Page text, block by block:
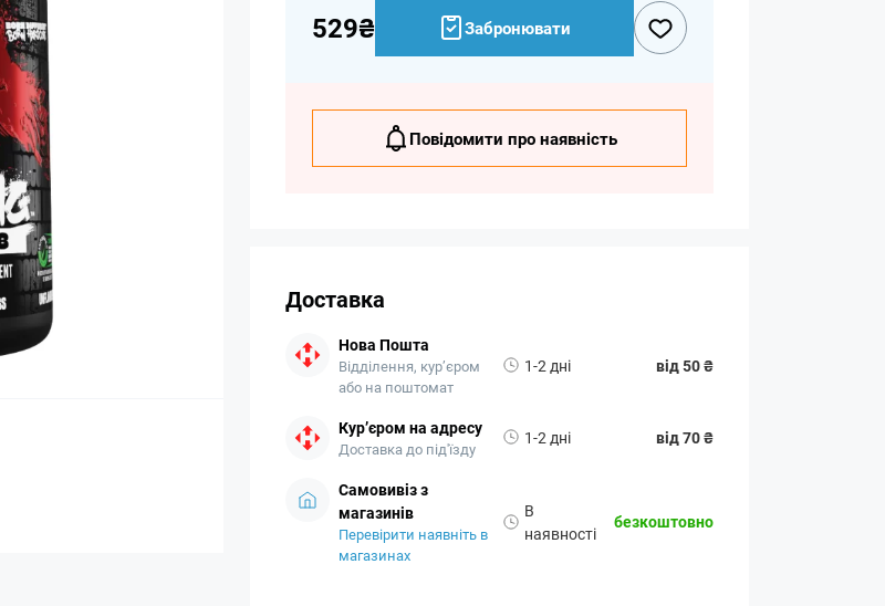
529₴ Забронювати
Повідомити про наявність
Доставка
Нова Пошта
Відділення, кур’єром
або на поштомат
1-2 дні від 50 ₴
Кур’єром на адресу
Доставка до під'їзду
1-2 дні від 70 ₴
Самовивіз з
магазинів
Перевірити наявніть в
магазинах
В
наявності
безкоштовно